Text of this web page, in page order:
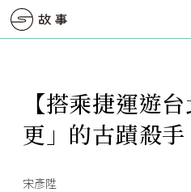
【搭乘捷運遊
更」的古蹟殺手
宋彥陞